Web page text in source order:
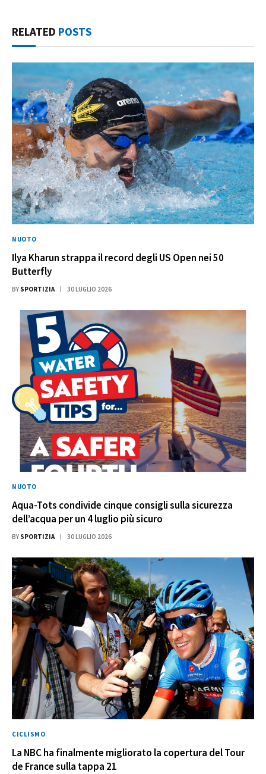
RELATED POSTS
NUOTO
Ilya Kharun strappa il record degli US Open nei 50
Butterfly
BY SPORTIZIA 30 LUGLIO 2026
NUOTO
Aqua-Tots condivide cinque consigli sulla sicurezza
dell’acqua per un 4 luglio più sicuro
BY SPORTIZIA 30 LUGLIO 2026
CICLISMO
La NBC ha finalmente migliorato la copertura del Tour
de France sulla tappa 21